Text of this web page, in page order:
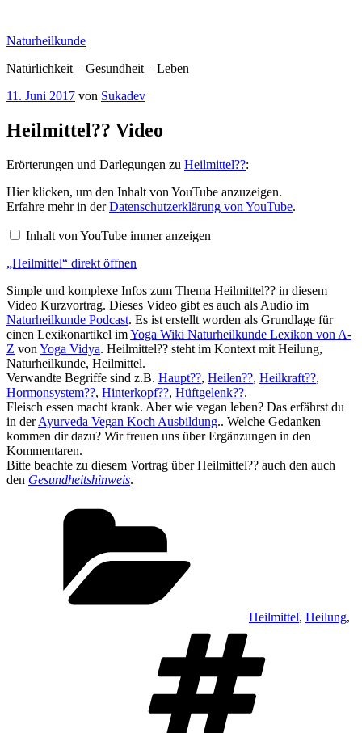
springen
Naturheilkunde
Natürlichkeit – Gesundheit – Leben
Veröffentlicht
11. Juni 2017 von Sukadev
Heilmittel?? Video
Erörterungen und Darlegungen zu Heilmittel??:
„Heilmittel“
von
YouTube
Hier klicken, um den Inhalt von YouTube anzuzeigen.
Erfahre mehr in derDatenschutzerklärung von YouTube.
Inhalt von YouTube immer anzeigen
„Heilmittel“ direkt öffnen
Simple und komplexe Infos zum Thema Heilmittel?? in diesem
Video Kurzvortrag. Dieses Video gibt es auch als Audio im
Naturheilkunde Podcast. Es ist erstellt worden als Grundlage für
einen Lexikonartikel imYoga Wiki Naturheilkunde Lexikon von A-
Z von Yoga Vidya. Heilmittel?? steht im Kontext mit Heilung,
Naturheilkunde, Heilmittel.
Verwandte Begriffe sind z.B. Haupt??, Heilen??, Heilkraft??,
Hormonsystem??, Hinterkopf??, Hüftgelenk??.
Fleisch essen macht krank. Aber wie vegan leben? Das erfährst du
in derAyurveda Vegan Koch Ausbildung.. Welche Gedanken
kommen dir dazu? Wir freuen uns über Ergänzungen in den
Kommentaren.
Bitte beachte zu diesem Vortrag über Heilmittel?? auch den auch
den Gesundheitshinweis.
Heilmittel, Heilung,